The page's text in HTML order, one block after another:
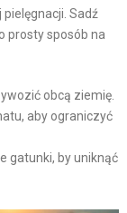
Sadź
prosty sposób na
obcą ziemię.
aby ograniczyć
gatunki, by uniknąć